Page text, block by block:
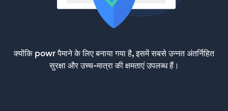
क्योंकि powr पैमाने के लिए बनाया गया है, इसमें सबसे उन्नत अंतर्निहित
सुरक्षा और उच्च-मात्रा की क्षमताएं उपलब्ध हैं।